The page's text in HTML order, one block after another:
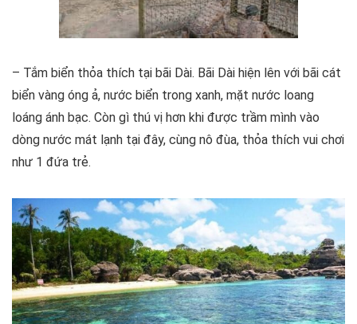
– Tắm biển thỏa thích tại bãi Dài. Bãi Dài hiện lên với bãi cát
biển vàng óng ả, nước biển trong xanh, mặt nước loang
loáng ánh bạc. Còn gì thú vị hơn khi được trầm mình vào
dòng nước mát lạnh tại đây, cùng nô đùa, thỏa thích vui chơi
như 1 đứa trẻ.